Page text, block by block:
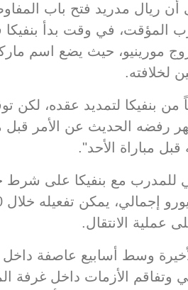
ريال مدريد فتح باب
المؤقت، في وقت بدأ
مورينيو، حيث يضع اسم
لخلافته.
من بنفيكا لتمديد عقده، لكن
رفضه الحديث عن الأمر قبل
قبل مباراة الأحد".
الانتقال.
وسط أسابيع عاصفة
وتفاقم الأزمات داخل غرفة